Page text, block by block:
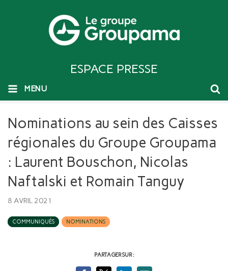
ESPACE PRESSE
MENU
Nominations au sein des Caisses
régionales du Groupe Groupama
: Laurent Bouschon, Nicolas
Naftalski et Romain Tanguy
8 AVRIL 2021
COMMUNIQUÉS NOMINATIONS
PARTAGER SUR :